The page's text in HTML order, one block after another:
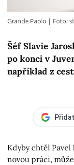
Šéf Slavie
po konci v
například z
Grande Paolo Foto:
Kdyby chtěl
novou práci,